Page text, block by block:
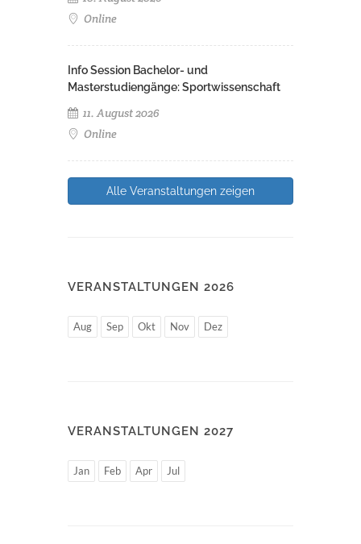
Online
Info Session Bachelor- und
Masterstudiengänge: Sportwissenschaft
11. August 2026
Online
Alle Veranstaltungen zeigen
VERANSTALTUNGEN 2026
Aug Sep Okt Nov Dez
VERANSTALTUNGEN 2027
Jan Feb Apr Jul